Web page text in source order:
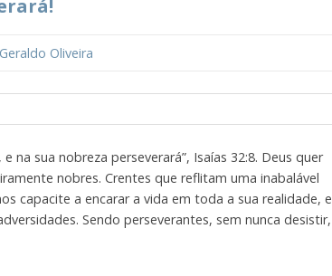
Oliveira
na sua nobreza perseverará”, Isaías 32:8. Deus quer
nobres. Crentes que reflitam uma inabalável
capacite a encarar a vida em toda a sua realidade, e
Sendo perseverantes, sem nunca desistir,